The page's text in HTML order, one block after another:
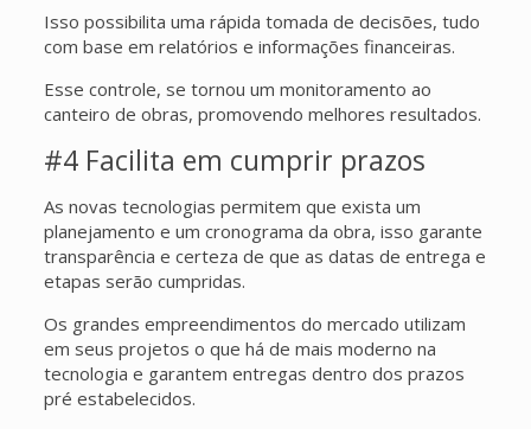
Isso possibilita uma rápida tomada de decisões, tudo
com base em relatórios e informações financeiras.
Esse controle, se tornou um monitoramento ao
canteiro de obras, promovendo melhores resultados.
#4 Facilita em cumprir prazos
As novas tecnologias permitem que exista um
planejamento e um cronograma da obra, isso garante
transparência e certeza de que as datas de entrega e
etapas serão cumpridas.
Os grandes empreendimentos do mercado utilizam
em seus projetos o que há de mais moderno na
tecnologia e garantem entregas dentro dos prazos
pré estabelecidos.